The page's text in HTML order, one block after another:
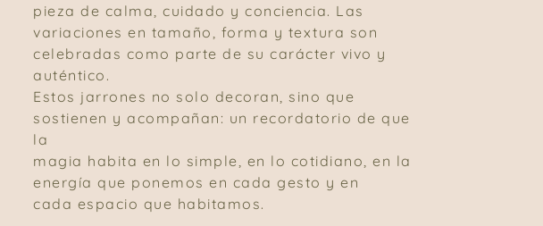
pieza de calma, cuidado y conciencia. Las
variaciones en tamaño, forma y textura son
celebradas como parte de su carácter vivo y
auténtico.
Estos jarrones no solo decoran, sino que
sostienen y acompañan: un recordatorio de que
la
magia habita en lo simple, en lo cotidiano, en la
energía que ponemos en cada gesto y en
cada espacio que habitamos.